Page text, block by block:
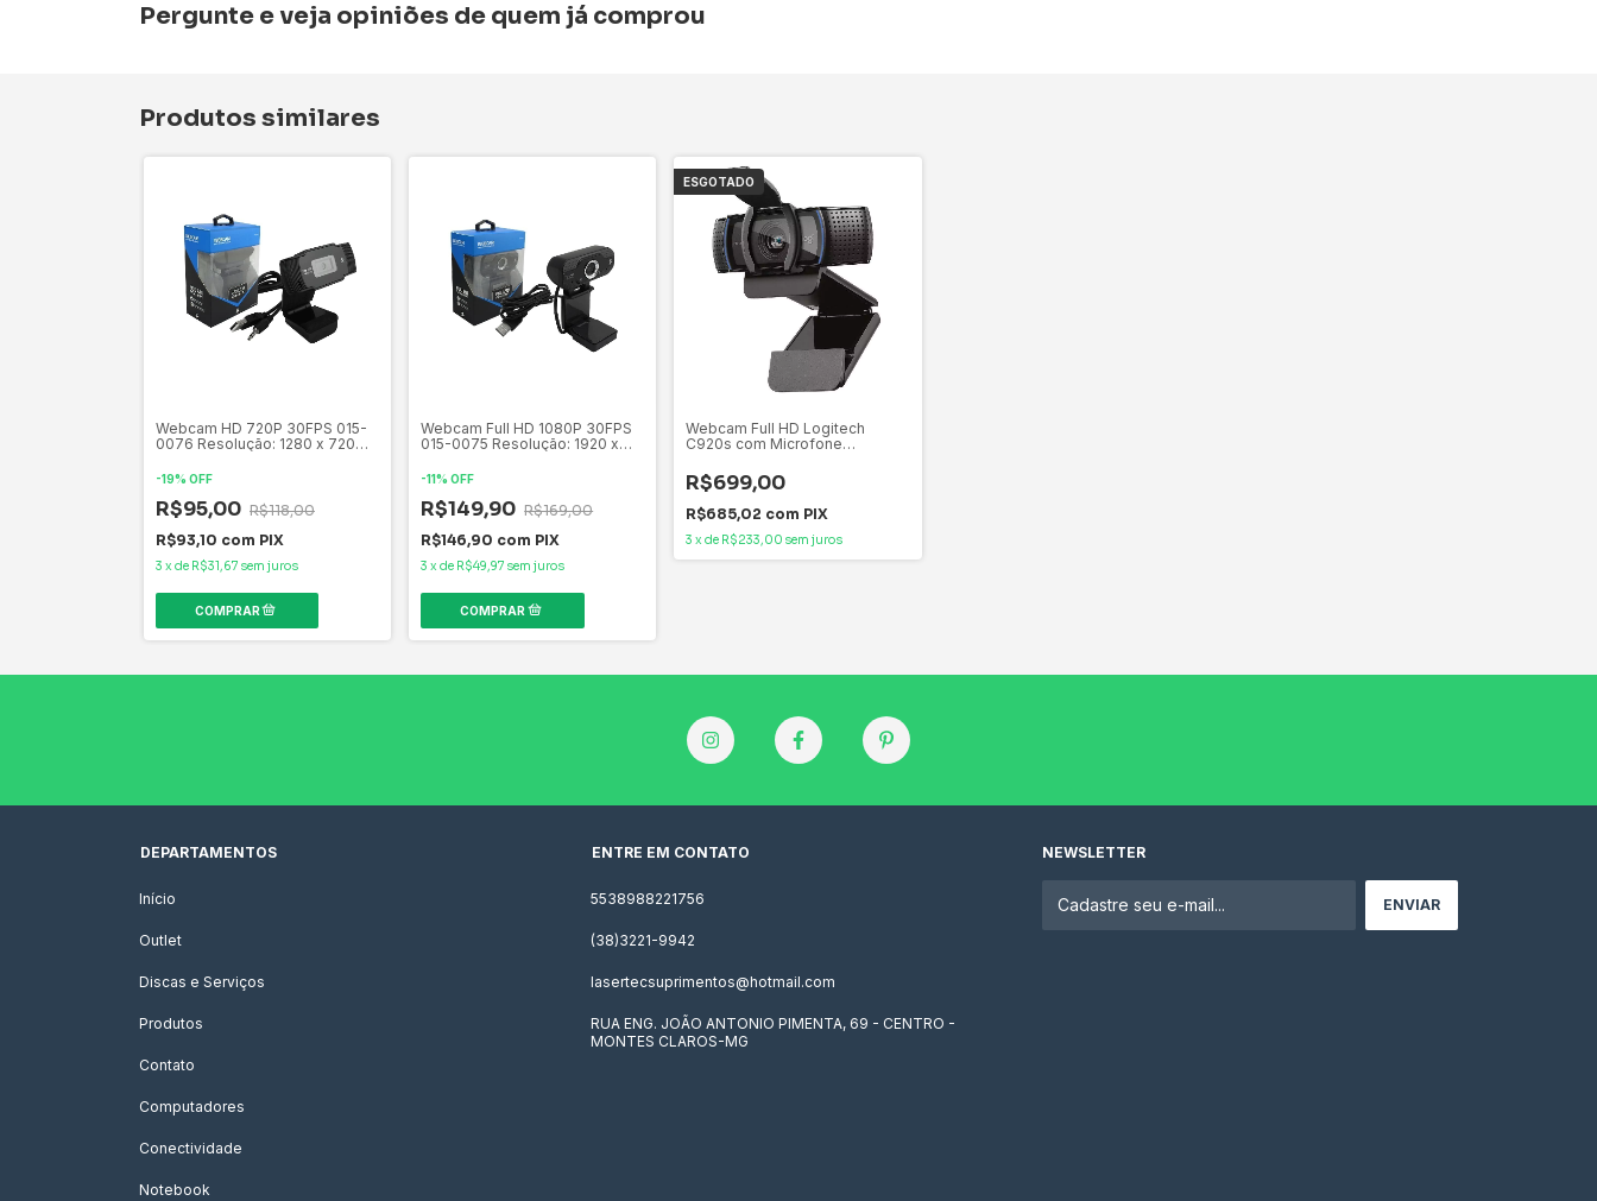
Pergunte e veja opiniões de quem já comprou
Produtos similares
Webcam HD 720P 30FPS 015-
0076 Resolução: 1280 x 720
-19% OFF
R$95,00 R$118,00
R$93,10 com PIX
3 x de R$31,67 sem juros
Webcam Full HD 1080P 30FPS
015-0075 Resolução: 1920 x
-11%OFF
R$149,90 R$169,00
R$146,90 com PIX
3 xde R$49,97 sem juros
ESGOTADO
Webcam Full HD Logitech
C920s com Microfone
Privacidade, Widescreen
1080p, Compatível Logitech
Cap
R$699,00
R$685,02 com PIX
3 xde R$233,00 sem juros
DEPARTAMENTOS
Início
Outlet
Discas e Serviços
Produtos
Contato
Computadores
Conectividade
Notebook
ENTRE EM CONTATO
5538988221756
(38)3221-9942
lasertecsuprimentos@hotmail.com
RUA ENG. JOÃO ANTONIO PIMENTA, 69 - CENTRO -
MONTES CLAROS-MG
NEWSLETTER